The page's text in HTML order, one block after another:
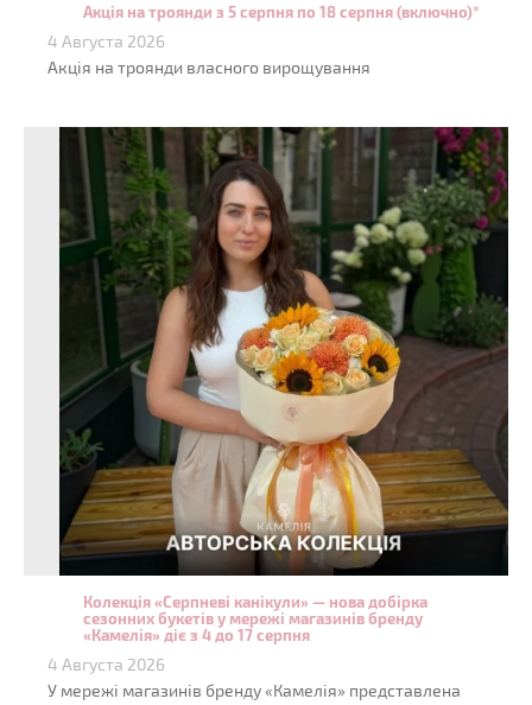
Акція на троянди з 5 серпня по 18 серпня (включно)*
4 Августа 2026
Акція на троянди власного вирощування
Колекція «Серпневі канікули» — нова добірка
сезонних букетів у мережі магазинів бренду
«Камелія» діє з 4 до 17 серпня
4 Августа 2026
У мережі магазинів бренду «Камелія» представлена